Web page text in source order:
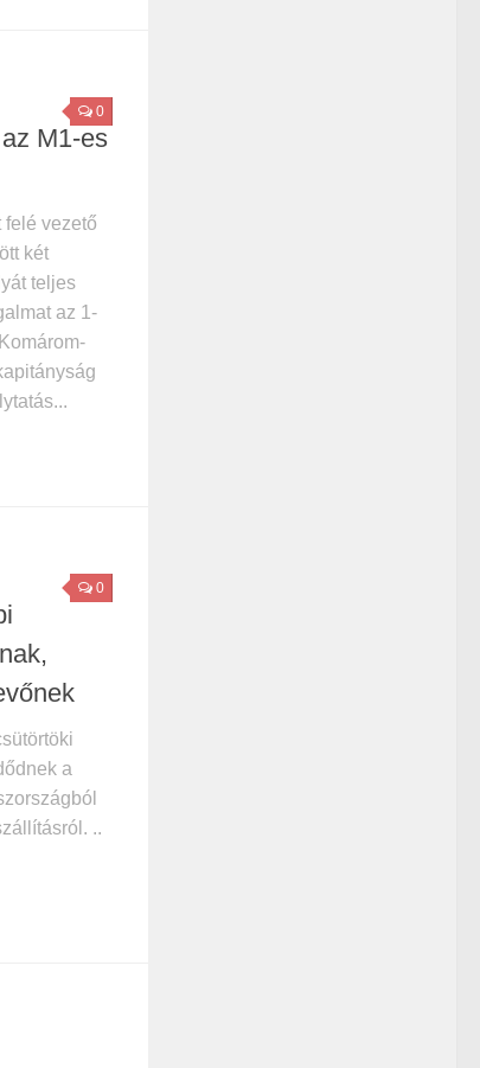
0
M1-es
vezető
két
teljes
az 1-
0
a
..